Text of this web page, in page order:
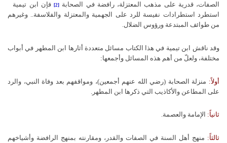
الصفات، قدرية على مذهب المعتزلة، رافضة في الصحابة
[2]
فإن ابن تيمية
استطرد استطرادات نفيسة للرد على الجهمية والمعتزلة والفلاسفة.. وغيرهم
من طوائف المبتدعة ورؤوس الضلال.
وقد ناقش ابن تيمية في هذا الكتاب مسائل متعددة أثارها ابن المطهر في أبواب
مختلفة، ولعلّ من أهم هذه المسائل وأجمعها:
أولاً: منزلة الصحابة (رضي الله عنهم أجمعين)، ومواقفهم بعد وفاة النبي، والرد
على المطاعن والأكاذيب التي ذكرها ابن المطهر.
ثانياً: الإمامة والعصمة.
ثالثاً: منهج أهل السنة في الصفات والقدر، ومقارنته بمنهج الرافضة وأشياخهم